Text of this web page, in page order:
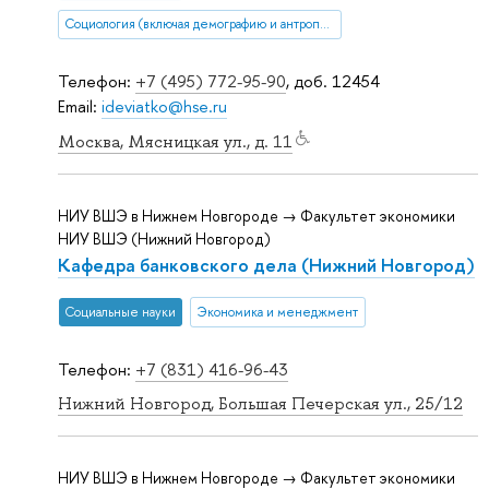
Телефон: +7 (495) 772-95-90, доб. 12454
Email: ideviatko@hse.ru
Москва, Мясницкая ул., д. 11
Социология (включая демографию и антропологию)
Телефон: +7 (831) 416-96-43
Нижний Новгород, Большая Печерская ул., 25/12
НИУ ВШЭ в Нижнем Новгороде → Факультет экономики
НИУ ВШЭ (Нижний Новгород)
Кафедра банковского дела (Нижний Новгород)
Социальные науки Экономика и менеджмент
НИУ ВШЭ в Нижнем Новгороде → Факультет экономики